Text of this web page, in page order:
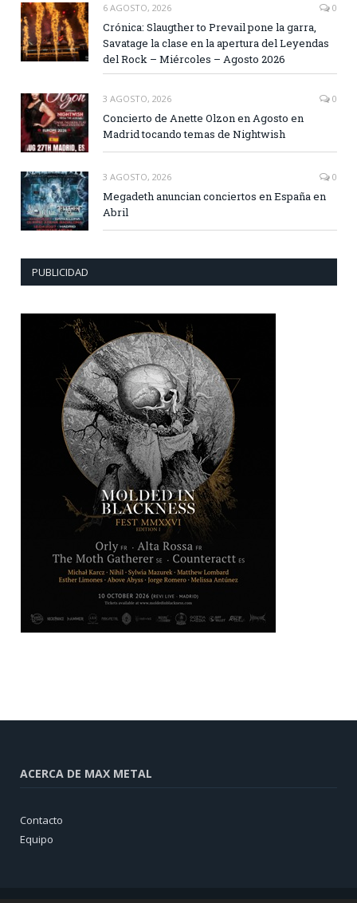
6 AGOSTO, 2026 0
Crónica: Slaugther to Prevail pone la garra,
Savatage la clase en la apertura del Leyendas
del Rock – Miércoles – Agosto 2026
3 AGOSTO, 2026 0
Concierto de Anette Olzon en Agosto en
Madrid tocando temas de Nightwish
3 AGOSTO, 2026 0
Megadeth anuncian conciertos en España en
Abril
PUBLICIDAD
ACERCA DE MAX METAL
Contacto
Equipo